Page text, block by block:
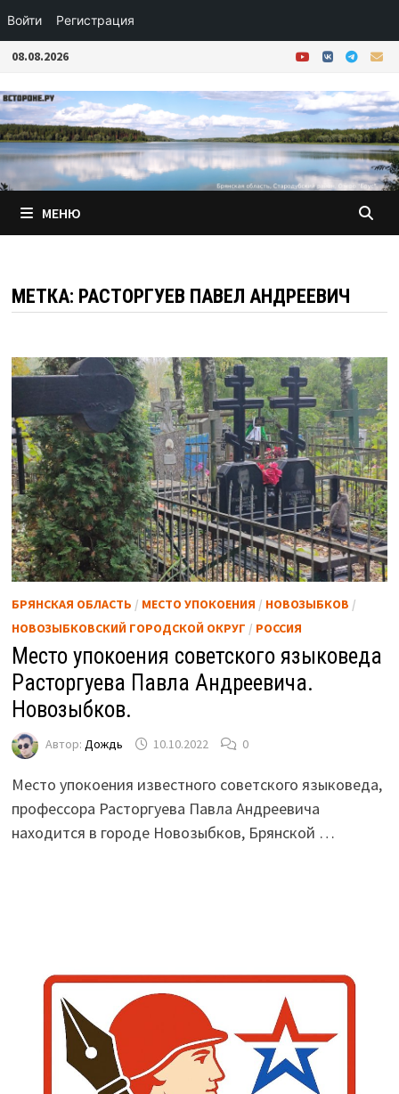
Войти Регистрация
Перейти
содержимому
08.08.2026
МЕНЮ
МЕТКА: РАСТОРГУЕВ ПАВЕЛ АНДРЕЕВИЧ
БРЯНСКАЯ ОБЛАСТЬ / МЕСТО УПОКОЕНИЯ / НОВОЗЫБКОВ /
НОВОЗЫБКОВСКИЙ ГОРОДСКОЙ ОКРУГ / РОССИЯ
Место упокоения советского языковеда
Расторгуева Павла Андреевича.
Новозыбков.
Автор: Дождь 10.10.2022 0
Место упокоения известного советского языковеда,
профессора Расторгуева Павла Андреевича
находится в городе Новозыбков, Брянской …